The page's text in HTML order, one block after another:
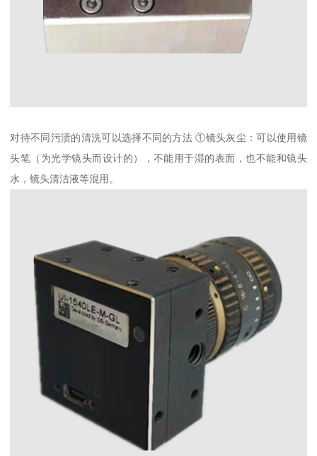
对待不同污渍的清洗可以选择不同的方法 ①镜头灰尘：可以使用镜
头笔（为光学镜头而设计的），不能用于湿的表面，也不能和镜头
水，镜头清洁液等混用。